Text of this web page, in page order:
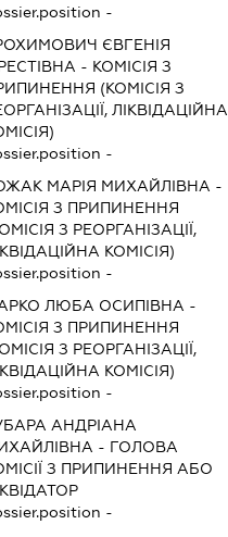
-
ЄВГЕНІЯ
- КОМІСІЯ З
(КОМІСІЯ З
ЛІКВІДАЦІЙНА
-
МАРІЯ МИХАЙЛІВНА -
З ПРИПИНЕННЯ
З РЕОРГАНІЗАЦІЇ,
КОМІСІЯ)
-
ЛЮБА ОСИПІВНА -
З ПРИПИНЕННЯ
З РЕОРГАНІЗАЦІЇ,
КОМІСІЯ)
-
АНДРІАНА
- ГОЛОВА
З ПРИПИНЕННЯ АБО
-